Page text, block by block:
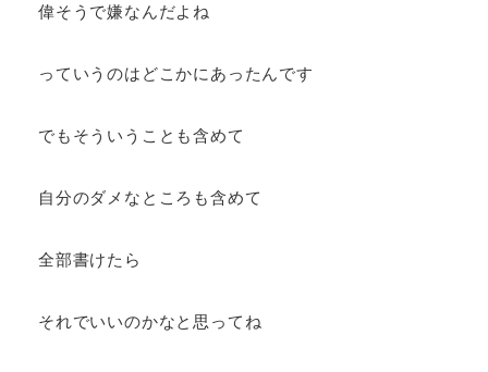
偉そうで嫌なんだよね
っていうのはどこかにあったんです
でもそういうことも含めて
自分のダメなところも含めて
全部書けたら
それでいいのかなと思ってね